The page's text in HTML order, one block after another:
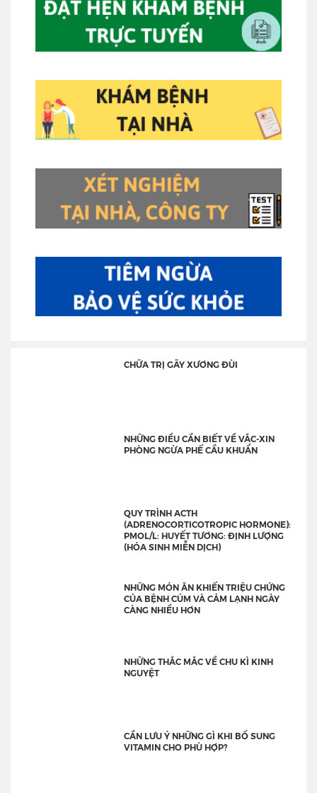
CHỮA TRỊ GÃY XƯƠNG ĐÙI
NHỮNG ĐIỀU CẦN BIẾT VỀ VẮC-XIN
PHÒNG NGỪA PHẾ CẦU KHUẨN
QUY TRÌNH ACTH
(ADRENOCORTICOTROPIC HORMONE):
PMOL/L: HUYẾT TƯƠNG: ĐỊNH LƯỢNG
(HÓA SINH MIỄN DỊCH)
NHỮNG MÓN ĂN KHIẾN TRIỆU CHỨNG
CỦA BỆNH CÚM VÀ CẢM LẠNH NGÀY
CÀNG NHIỀU HƠN
NHỮNG THẮC MẮC VỀ CHU KÌ KINH
NGUYỆT
CẦN LƯU Ý NHỮNG GÌ KHI BỔ SUNG
VITAMIN CHO PHÙ HỢP?